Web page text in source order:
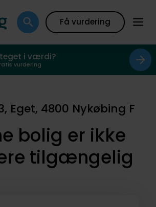
Få vurdering
i værdi?
vurdering
Eget, 4800 Nykøbing F
bolig er ikke
tilgængelig